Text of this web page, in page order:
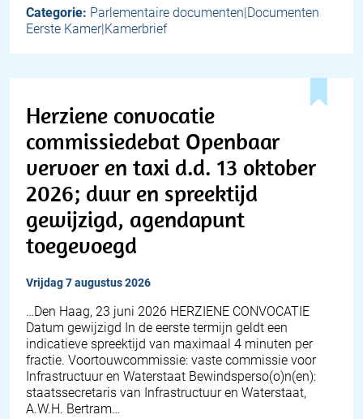
Categorie: Parlementaire documenten|Documenten
Eerste Kamer|Kamerbrief
Herziene convocatie
commissiedebat Openbaar
vervoer en taxi d.d. 13 oktober
2026; duur en spreektijd
gewijzigd, agendapunt
toegevoegd
vrijdag 7 augustus 2026
…Den Haag, 23 juni 2026 HERZIENE CONVOCATIE
Datum gewijzigd In de eerste termijn geldt een
indicatieve spreektijd van maximaal 4 minuten per
fractie. Voortouwcommissie: vaste commissie voor
Infrastructuur en Waterstaat Bewindsperso(o)n(en):
staatssecretaris van Infrastructuur en Waterstaat,
A.W.H. Bertram…